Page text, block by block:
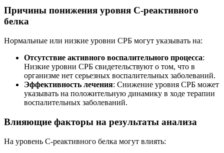
Причины понижения уровня С-реактивного
белка
Нормальные или низкие уровни СРБ могут указывать на:
Отсутствие активного воспалительного процесса:
Низкие уровни СРБ свидетельствуют о том, что в
организме нет серьезных воспалительных заболеваний.
Эффективность лечения: Снижение уровня СРБ может
указывать на положительную динамику в ходе терапии
воспалительных заболеваний.
Влияющие факторы на результаты анализа
На уровень С-реактивного белка могут влиять: